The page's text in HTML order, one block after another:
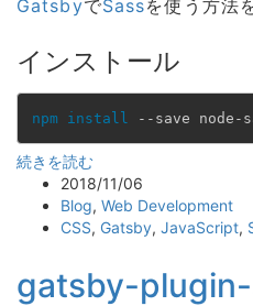
GatsbyでSassを使う方法
インストール
npm install --save node-
続きを読む
2018/11/06
Blog, Web Development
CSS, Gatsby, JavaScript,
gatsby-